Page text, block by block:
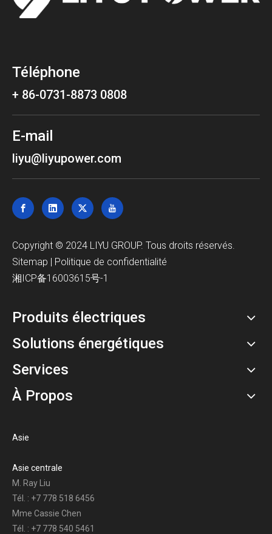
Téléphone
+ 86-0731-8873 0808
E-mail
liyu@liyupower.com
Copyright © 2024 LIYU GROUP. Tous droits réservés.
Sitemap | Politique de confidentialité
湘ICP备16003615号-1
Produits électriques
Solutions énergétiques
Services
À Propos
Asie
Asie centrale
M. Ray Liu
Tél. : +7 778 518 6456
Mme Cassie Chen
Tél. : +7 778 540 5461